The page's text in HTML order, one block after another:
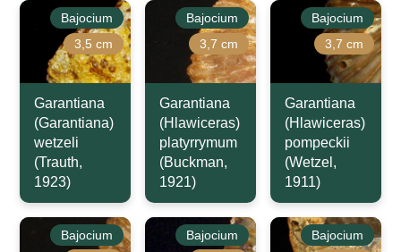
Bajocium
3,5 cm
Garantiana
(Garantiana)
wetzeli
(Trauth,
1923)
Bajocium
3,7 cm
Garantiana
(Hlawiceras)
platyrrymum
(Buckman,
1921)
Bajocium
3,7 cm
Garantiana
(Hlawiceras)
pompeckii
(Wetzel,
1911)
Bajocium
Bajocium
Bajocium